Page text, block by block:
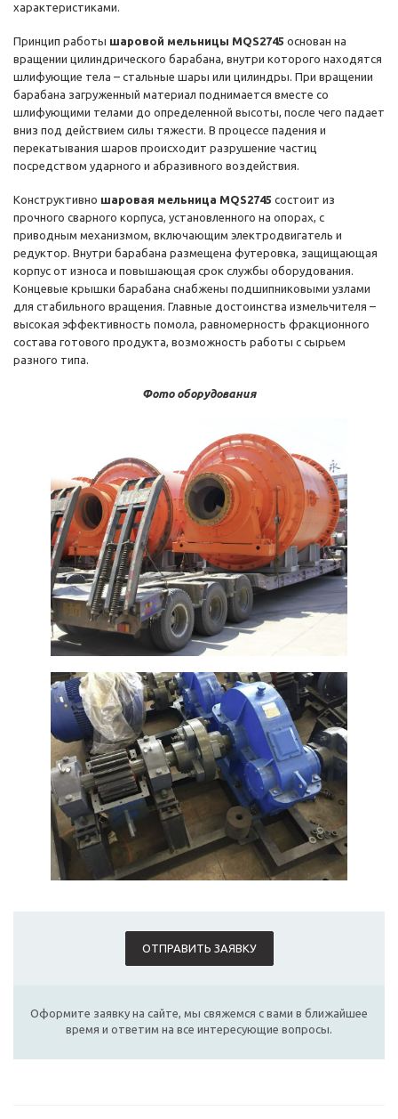
характеристиками.
Принцип работы шаровой мельницы MQS2745 основан на
вращении цилиндрического барабана, внутри которого находятся
шлифующие тела – стальные шары или цилиндры. При вращении
барабана загруженный материал поднимается вместе со
шлифующими телами до определенной высоты, после чего падает
вниз под действием силы тяжести. В процессе падения и
перекатывания шаров происходит разрушение частиц
посредством ударного и абразивного воздействия.
Конструктивно шаровая мельница MQS2745 состоит из
прочного сварного корпуса, установленного на опорах, с
приводным механизмом, включающим электродвигатель и
редуктор. Внутри барабана размещена футеровка, защищающая
корпус от износа и повышающая срок службы оборудования.
Концевые крышки барабана снабжены подшипниковыми узлами
для стабильного вращения. Главные достоинства измельчителя –
высокая эффективность помола, равномерность фракционного
состава готового продукта, возможность работы с сырьем
разного типа.
Фото оборудования
ОТПРАВИТЬ ЗАЯВКУ
Оформите заявку на сайте, мы свяжемся с вами в ближайшее
время и ответим на все интересующие вопросы.